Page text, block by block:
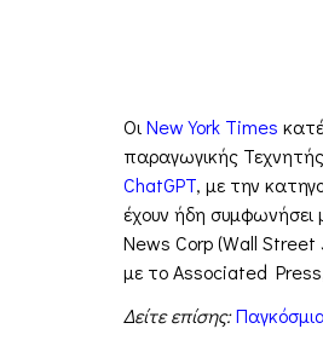
Οι New York Times
παραγωγικής
ChatGPT, με την
έχουν ήδη συμφωνήσει
News Corp (Wall Street
με το Associated
Δείτε επίσης: